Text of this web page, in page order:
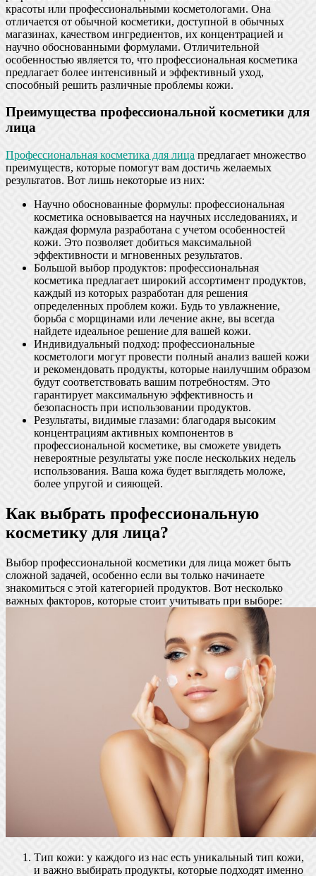
красоты или профессиональными косметологами. Она
отличается от обычной косметики, доступной в обычных
магазинах, качеством ингредиентов, их концентрацией и
научно обоснованными формулами. Отличительной
особенностью является то, что профессиональная косметика
предлагает более интенсивный и эффективный уход,
способный решить различные проблемы кожи.
Преимущества профессиональной косметики для
лица
Профессиональная косметика для лица предлагает множество
преимуществ, которые помогут вам достичь желаемых
результатов. Вот лишь некоторые из них:
Научно обоснованные формулы: профессиональная
косметика основывается на научных исследованиях, и
каждая формула разработана с учетом особенностей
кожи. Это позволяет добиться максимальной
эффективности и мгновенных результатов.
Большой выбор продуктов: профессиональная
косметика предлагает широкий ассортимент продуктов,
каждый из которых разработан для решения
определенных проблем кожи. Будь то увлажнение,
борьба с морщинами или лечение акне, вы всегда
найдете идеальное решение для вашей кожи.
Индивидуальный подход: профессиональные
косметологи могут провести полный анализ вашей кожи
и рекомендовать продукты, которые наилучшим образом
будут соответствовать вашим потребностям. Это
гарантирует максимальную эффективность и
безопасность при использовании продуктов.
Результаты, видимые глазами: благодаря высоким
концентрациям активных компонентов в
профессиональной косметике, вы сможете увидеть
невероятные результаты уже после нескольких недель
использования. Ваша кожа будет выглядеть моложе,
более упругой и сияющей.
Как выбрать профессиональную
косметику для лица?
Выбор профессиональной косметики для лица может быть
сложной задачей, особенно если вы только начинаете
знакомиться с этой категорией продуктов. Вот несколько
важных факторов, которые стоит учитывать при выборе:
Тип кожи: у каждого из нас есть уникальный тип кожи,
и важно выбирать продукты, которые подходят именно